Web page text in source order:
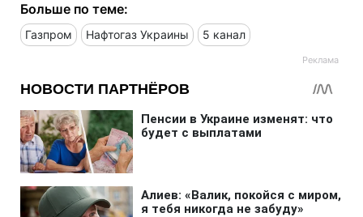
Больше по теме:
Газпром Нафтогаз Украины 5 канал